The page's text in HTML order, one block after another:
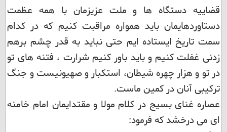
قضاییه دستگاه ها و ملت عزیزمان با همه عظمت
دستاوردهایمان باید همواره مراقبت کنیم که در کدام
سمت تاریخ ایستاده ایم حتی نباید به قدر چشم برهم
زدنی غفلت کنیم و باید باور کنیم شرارت ، فتنه های تو
در تو و هزار چهره شیطان، استکبار و صهیونیست و جنگ
ترکیبی آنان در کمین ماست.
عصاره غنای بسیج در کلام مولا و مقتدایمان امام خامنه
ای می درخشد که فرمود: